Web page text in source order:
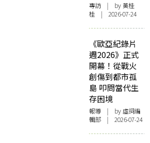
專訪 | by 黃桂
桂 | 2026-07-24
《歐亞紀錄片
週2026》正式
開幕！從戰火
創傷到都市孤
島 叩問當代生
存困境
報導 | by 虛詞編
輯部 | 2026-07-24